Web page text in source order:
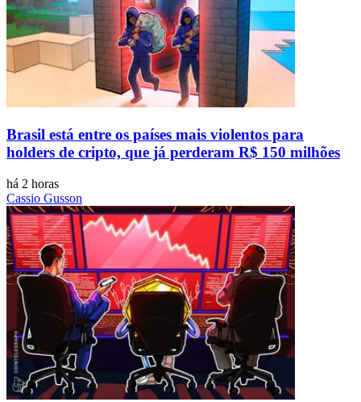
Brasil está entre os países mais violentos para
holders de cripto, que já perderam R$ 150 milhões
há 2 horas
Cassio Gusson